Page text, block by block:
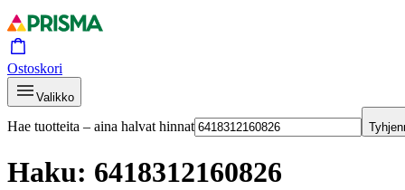
Ostoskori
Valikko
Hae tuotteita – aina halvat hinnat
Haku: 6418312160826